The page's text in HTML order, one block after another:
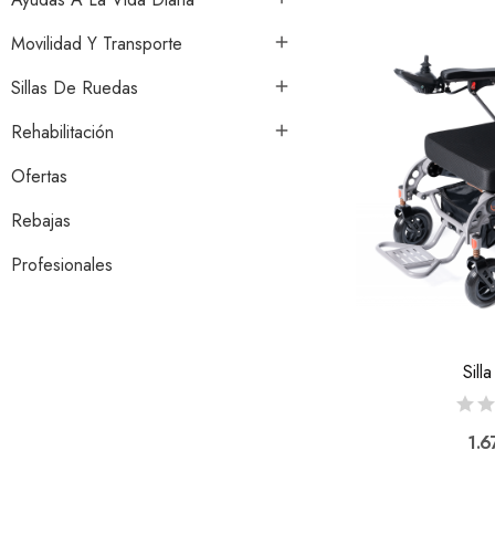
Movilidad Y Transporte 
Sillas De Ruedas 
Rehabilitación 
Ofertas
Rebajas
Profesionales